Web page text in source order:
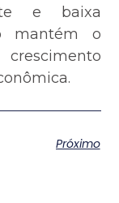
e baixa
mantém o
Próximo